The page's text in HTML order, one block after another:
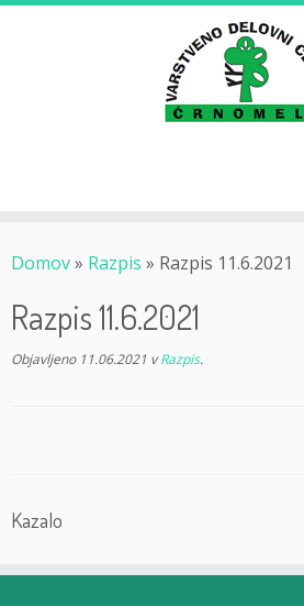
Skoči
Domov» Razpis » Razpis 11.6.2021
Razpis 11.6.2021
Objavljeno 11.06.2021 vRazpis.
Kazalo